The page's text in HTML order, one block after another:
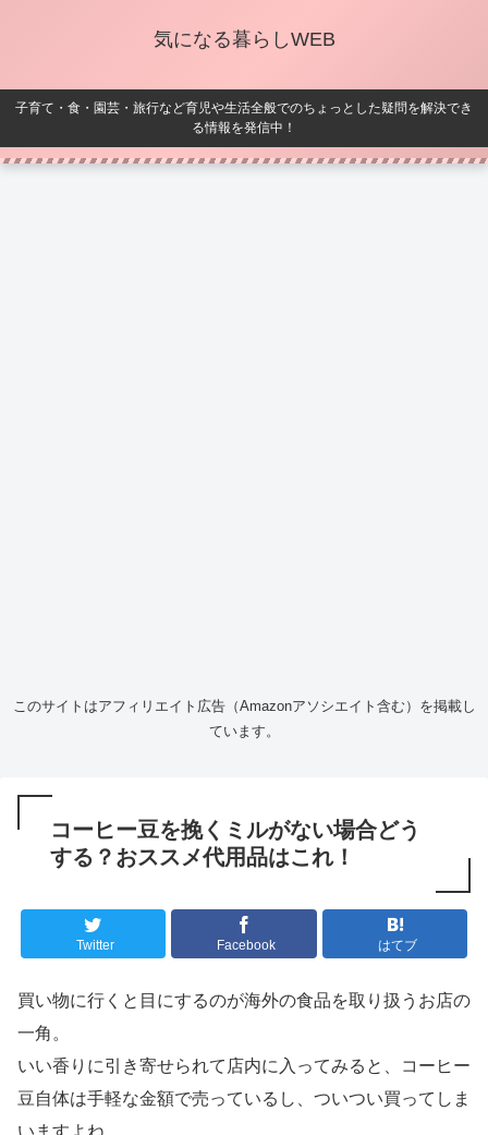
気になる暮らしWEB
子育て・食・園芸・旅行など育児や生活全般でのちょっとした疑問を解決でき
る情報を発信中！
このサイトはアフィリエイト広告（Amazonアソシエイト含む）を掲載し
ています。
コーヒー豆を挽くミルがない場合どう
する？おススメ代用品はこれ！
Twitter Facebook はてブ
買い物に行くと目にするのが海外の食品を取り扱うお店の
一角。
いい香りに引き寄せられて店内に入ってみると、コーヒー
豆自体は手軽な金額で売っているし、ついつい買ってしま
いますよね。